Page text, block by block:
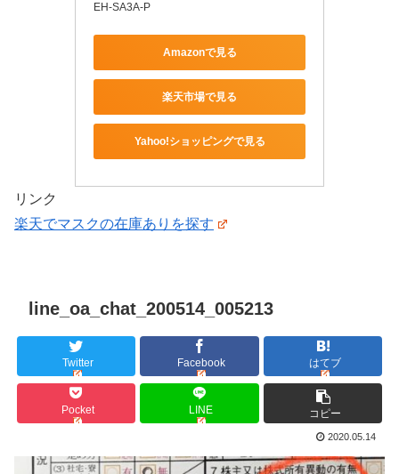
EH-SA3A-P
Amazonで見る
楽天市場で見る
Yahoo!ショッピングで見る
リンク
楽天でマスクの在庫ありを探す
line_oa_chat_200514_005213
Twitter Facebook はてブ
Pocket LINE コピー
2020.05.14